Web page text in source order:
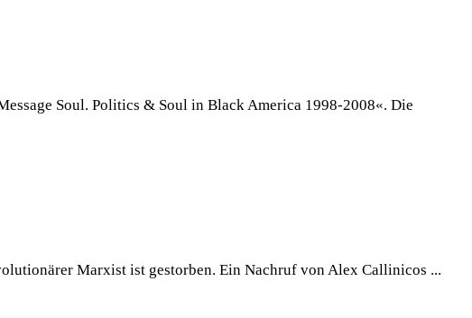
Soul. Politics & Soul in Black America 1998-2008«. Die
Marxist ist gestorben. Ein Nachruf von Alex Callinicos ...